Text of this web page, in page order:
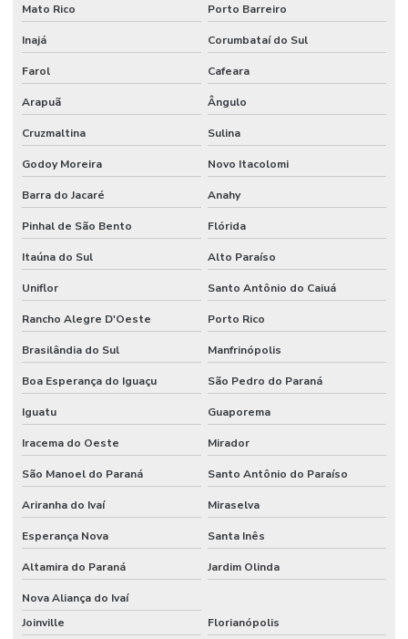
Mato Rico Porto Barreiro
Inajá Corumbataí do Sul
Farol Cafeara
Arapuã Ângulo
Cruzmaltina Sulina
Godoy Moreira Novo Itacolomi
Barra do Jacaré Anahy
Pinhal de São Bento Flórida
Itaúna do Sul Alto Paraíso
Uniflor Santo Antônio do Caiuá
Rancho Alegre D'Oeste Porto Rico
Brasilândia do Sul Manfrinópolis
Boa Esperança do Iguaçu São Pedro do Paraná
Iguatu Guaporema
Iracema do Oeste Mirador
São Manoel do Paraná Santo Antônio do Paraíso
Ariranha do Ivaí Miraselva
Esperança Nova Santa Inês
Altamira do Paraná Jardim Olinda
Nova Aliança do Ivaí
Joinville
Florianópolis